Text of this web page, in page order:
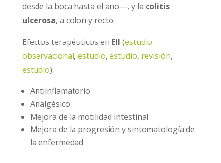
desde la boca hasta el ano—, y la colitis
ulcerosa, a colon y recto.
Efectos terapéuticos en EII (estudio
observacional, estudio, estudio, revisión,
estudio):
Antiinflamatorio
Analgésico
Mejora de la motilidad intestinal
Mejora de la progresión y sintomatología de
la enfermedad